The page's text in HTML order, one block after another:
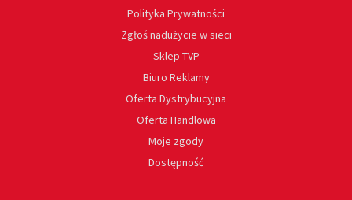
Polityka Prywatności
Zgłoś nadużycie w sieci
Sklep TVP
Biuro Reklamy
Oferta Dystrybucyjna
Oferta Handlowa
Moje zgody
Dostępność